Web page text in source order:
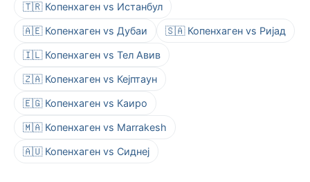
🇹🇷 Копенхаген vs Истанбул
🇦🇪 Копенхаген vs Дубаи 🇸🇦 Копенхаген vs Ријад
🇮🇱 Копенхаген vs Тел Авив
🇿🇦 Копенхаген vs Кејптаун
🇪🇬 Копенхаген vs Каиро
🇲🇦 Копенхаген vs Marrakesh
🇦🇺 Копенхаген vs Сиднеј